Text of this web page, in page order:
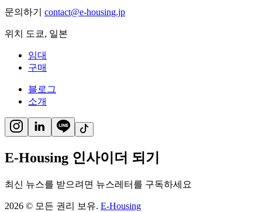
문의하기 contact@e-housing.jp
위치 도쿄, 일본
임대
구매
블로그
소개
E-Housing 인사이더 되기
최신 뉴스를 받으려면 뉴스레터를 구독하세요
2026 © 모든 권리 보유. E-Housing